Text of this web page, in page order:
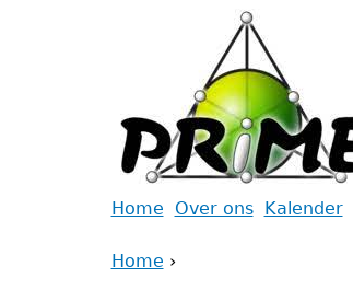
Home ›
Back
top
Home Over ons Kalender